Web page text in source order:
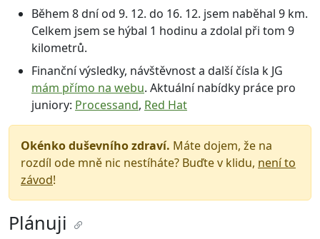
Během 8 dní od 9. 12. do 16. 12. jsem naběhal 9 km.
Celkem jsem se hýbal 1 hodinu a zdolal při tom 9
kilometrů.
Finanční výsledky, návštěvnost a další čísla k JG
mám přímo na webu. Aktuální nabídky práce pro
juniory: Processand, Red Hat
Okénko duševního zdraví. Máte dojem, že na
rozdíl ode mně nic nestíháte? Buďte v klidu, není to
závod!
Plánuji